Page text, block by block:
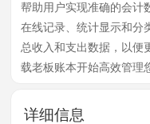
帮助用户实现准确的会计
在线记录、统计显示和分
总收入和支出数据，以便
载老板账本开始高效管理
详细信息